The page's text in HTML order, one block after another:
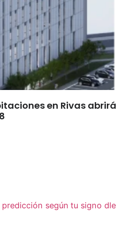
en Rivas abrirá